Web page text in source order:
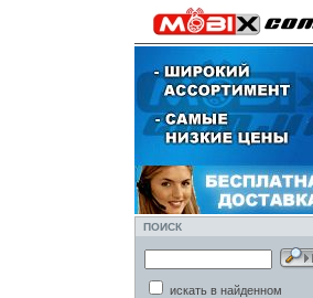
ПОИСК
искать в найденном